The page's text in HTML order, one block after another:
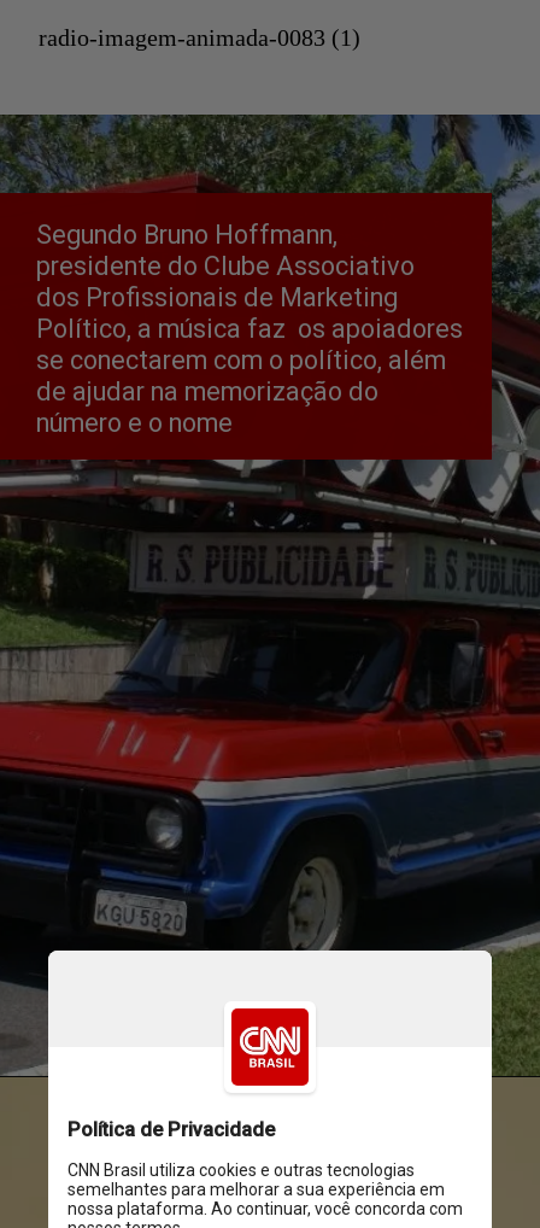
radio-imagem-animada-0083 (1)
Segundo Bruno Hoffmann,
presidente do Clube Associativo
dos Profissionais de Marketing
Político, a música faz  os apoiadores
se conectarem com o político, além
de ajudar na memorização do
número e o nome